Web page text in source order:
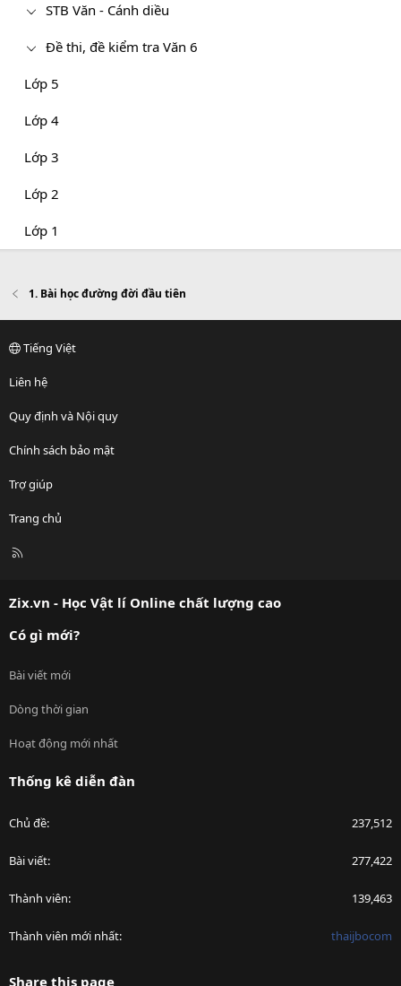
STB Văn - Cánh diều
Đề thi, đề kiểm tra Văn 6
Lớp 5
Lớp 4
Lớp 3
Lớp 2
Lớp 1
1. Bài học đường đời đầu tiên
Tiếng Việt
Liên hệ
Quy định và Nội quy
Chính sách bảo mật
Trợ giúp
Trang chủ
R
Zix.vn - Học Vật lí Online chất lượng cao
Có gì mới?
Bài viết mới
Dòng thời gian
Hoạt động mới nhất
Thống kê diễn đàn
Chủ đề 237,512
Bài viết 277,422
Thành viên 139,463
Thành viên mới nhất thaijbocom
Share this page